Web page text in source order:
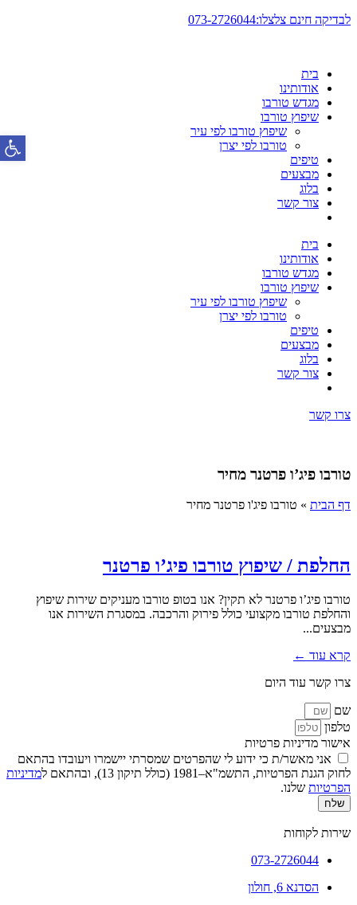
דלג
לבדיקה חינם צלצלו:073-2726044
בית
אודותינו
מגדש טורבו
שיפוץ טורבו
שיפוץ טורבו לפי עיר
טורבו לפי יצרן
טיפים
מבצעים
בלוג
צור קשר
בית
אודותינו
מגדש טורבו
שיפוץ טורבו
שיפוץ טורבו לפי עיר
טורבו לפי יצרן
טיפים
מבצעים
בלוג
צור קשר
צרו קשר
טורבו פיג’ו פרטנר מחיר
דף הבית » טורבו פיג'ו פרטנר מחיר
החלפת / שיפוץ טורבו פיג’ו פרטנר
טורבו פיג’ו פרטנר לא תקין? אנו בטופ טורבו מעניקים שירות שיפוץ
והחלפת טורבו מקצועי כולל פירוק והרכבה. במסגרת השירות אנו
מבצעים...
קרא עוד ←
צרו קשר עוד היום
שם
טלפון
אישור מדיניות פרטיות
אני מאשר/ת כי ידוע לי שהפרטים שמסרתי יישמרו ויעובדו בהתאם
לחוק הגנת הפרטיות, התשמ"א–1981 (כולל תיקון 13), ובהתאם ל
מדיניות
הפרטיות שלנו.
שלח
שירות לקוחות
073-2726044
הסדנא 6, חולון
פתח